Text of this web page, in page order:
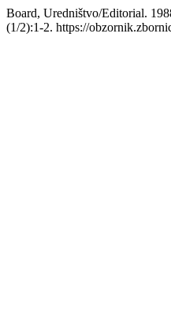
Board, Uredništvo/Editorial.
(1/2):1-2. https://